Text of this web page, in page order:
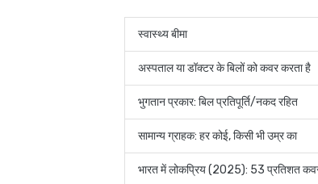
स्वास्थ्य बीमा
अस्पताल या डॉक्टर के बिलों को कवर करता है
भुगतान प्रकार: बिल प्रतिपूर्ति/नकद रहित
सामान्य ग्राहक: हर कोई, किसी भी उम्र का
भारत में लोकप्रिय (2025): 53 प्रतिशत